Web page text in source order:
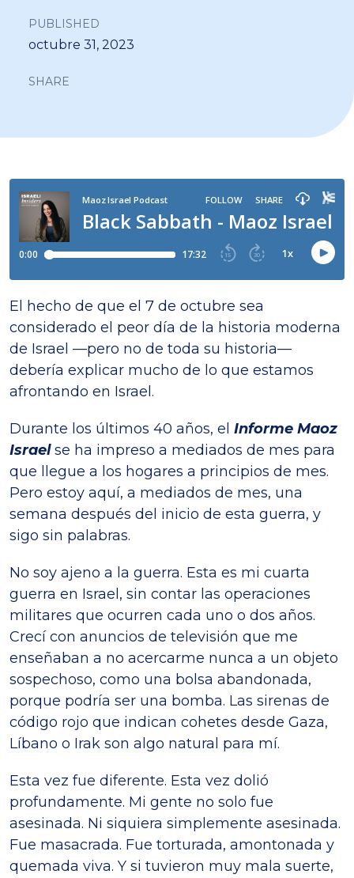
PUBLISHED
octubre 31, 2023
SHARE
El hecho de que el 7 de octubre sea
considerado el peor día de la historia moderna
de Israel —pero no de toda su historia—
debería explicar mucho de lo que estamos
afrontando en Israel.
Durante los últimos 40 años, el Informe Maoz
Israelse ha impreso a mediados de mes para
que llegue a los hogares a principios de mes.
Pero estoy aquí, a mediados de mes, una
semana después del inicio de esta guerra, y
sigo sin palabras.
No soy ajeno a la guerra. Esta es mi cuarta
guerra en Israel, sin contar las operaciones
militares que ocurren cada uno o dos años.
Crecí con anuncios de televisión que me
enseñaban a no acercarme nunca a un objeto
sospechoso, como una bolsa abandonada,
porque podría ser una bomba. Las sirenas de
código rojo que indican cohetes desde Gaza,
Líbano o Irak son algo natural para mí.
Esta vez fue diferente. Esta vez dolió
profundamente. Mi gente no solo fue
asesinada. Ni siquiera simplemente asesinada.
Fue masacrada. Fue torturada, amontonada y
quemada viva. Y si tuvieron muy mala suerte,